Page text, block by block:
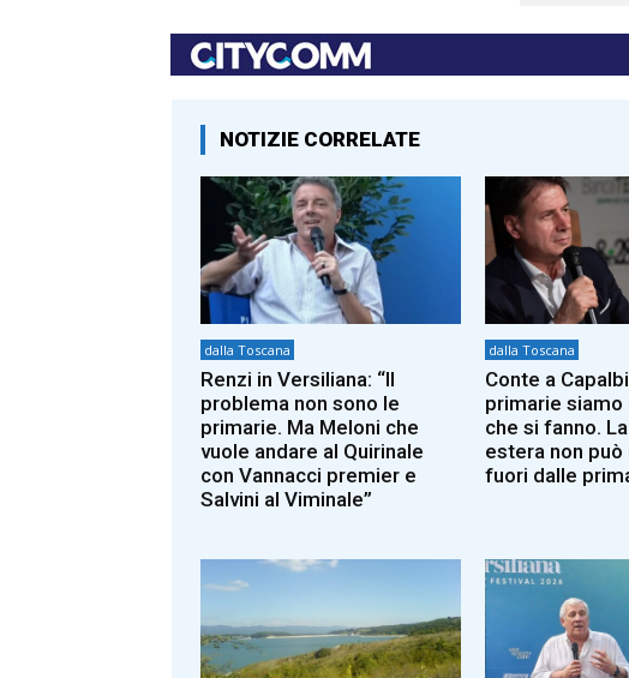
NOTIZIE CORRELATE
dalla Toscana
Renzi in Versiliana: “Il
problema non sono le
primarie. Ma Meloni che
vuole andare al Quirinale
con Vannacci premier e
Salvini al Viminale”
dalla Toscana
Conte a
primarie siamo
che si fanno.
estera non può
fuori dalle